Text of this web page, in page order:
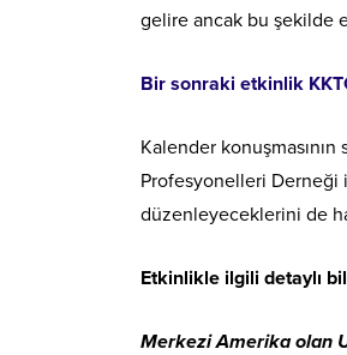
gelire ancak bu şekilde
Bir sonraki etkinlik
Kalender
Profesyonelleri Derneği
düzenleyeceklerini de
Etkinlikle ilgili detaylı
Merkezi Amerika olan